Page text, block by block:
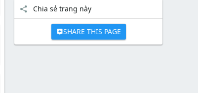
Chia sẻ trang này
SHARE THIS PAGE